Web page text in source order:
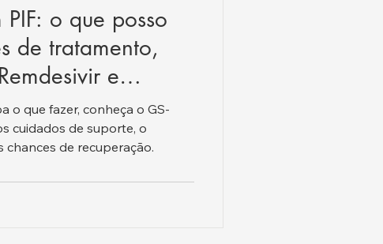
o que posso
de tratamento,
e
o que fazer, conheça o GS-
cuidados de suporte, o
de recuperação.